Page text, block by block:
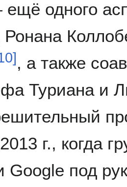
одного
Ронана
] , а также
Туриана и
г., когда
Google под